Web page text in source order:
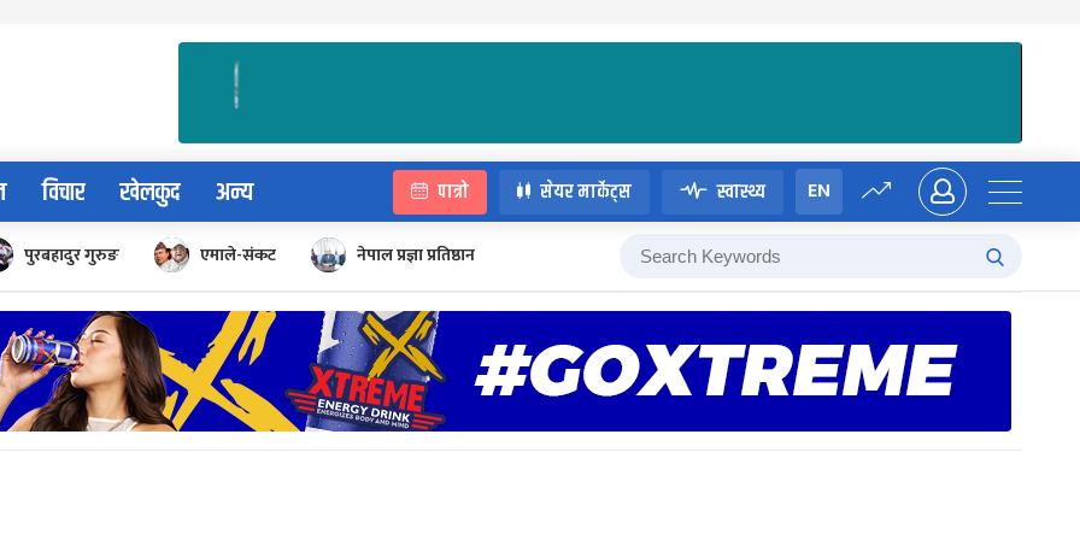
विचार खेलकुद अन्य पात्रो सेयर मार्केट्स स्वास्थ्य EN
पुरबहादुर गुरुङ एमाले-संकट नेपाल प्रज्ञा प्रतिष्ठान